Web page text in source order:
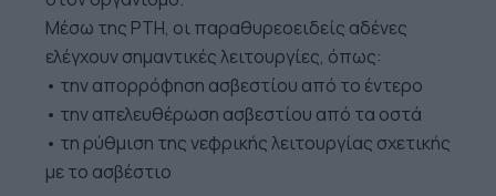
Μέσω της PTH, οι παραθυρεοειδείς αδένες
ελέγχουν σημαντικές λειτουργίες, όπως:
• την απορρόφηση ασβεστίου από το έντερο
• την απελευθέρωση ασβεστίου από τα οστά
• τη ρύθμιση της νεφρικής λειτουργίας σχετικής
με το ασβέστιο